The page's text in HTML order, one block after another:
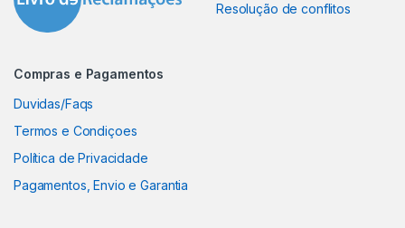
Resolução de conflitos
Compras e Pagamentos
Duvidas/Faqs
Termos e Condiçoes
Política de Privacidade
Pagamentos, Envio e Garantia